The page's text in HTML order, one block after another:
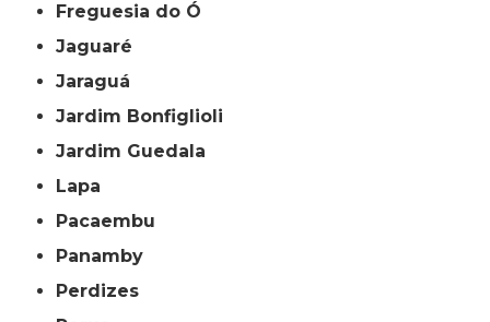
Freguesia do Ó
Jaguaré
Jaraguá
Jardim Bonfiglioli
Jardim Guedala
Lapa
Pacaembu
Panamby
Perdizes